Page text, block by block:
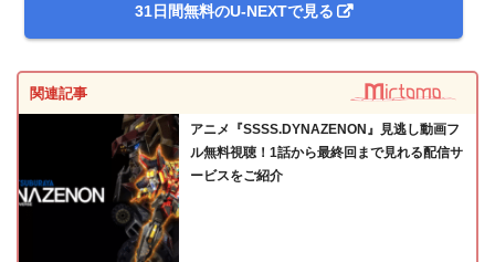
31日間無料のU-NEXTで見る
関連記事
アニメ『SSSS.DYNAZENON』見逃し動画フ
ル無料視聴！1話から最終回まで見れる配信サ
ービスをご紹介